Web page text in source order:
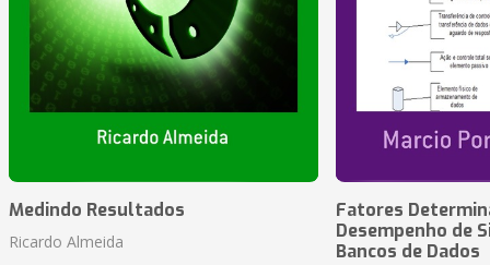
Medindo Resultados
Ricardo Almeida
Fatores
Desempenho de
Bancos de Dados